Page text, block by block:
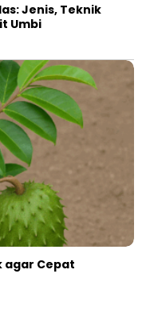
Jenis, Teknik
Umbi
agar Cepat